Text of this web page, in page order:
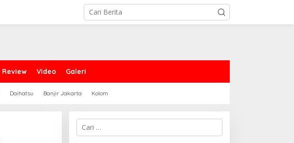
Review Video Galeri
Daihatsu Banjir Jakarta Kolom
Cari
untuk: